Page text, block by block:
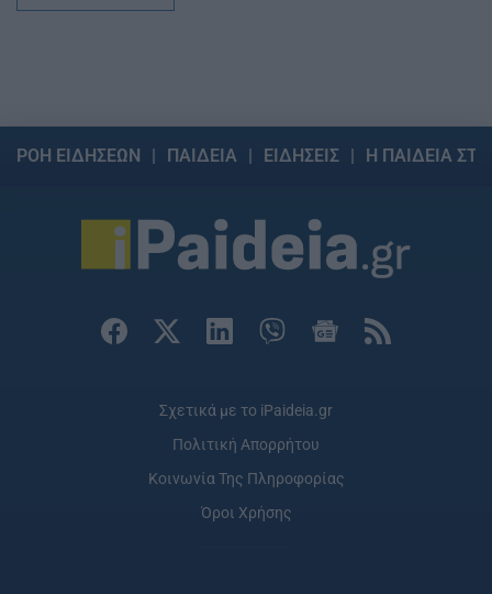
ΡΟΗ ΕΙΔΗΣΕΩΝ ΠΑΙΔΕΙΑ ΕΙΔΗΣΕΙΣ Η ΠΑΙΔΕΙΑ
Σχετικά με το iPaideia.gr
Πολιτική Απορρήτου
Κοινωνία Της Πληροφορίας
Όροι Χρήσης